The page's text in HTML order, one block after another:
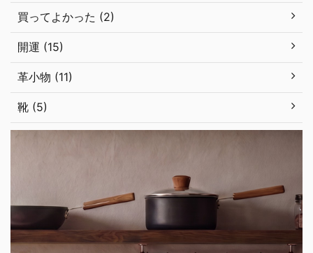
買ってよかった (2)
開運 (15)
革小物 (11)
靴 (5)